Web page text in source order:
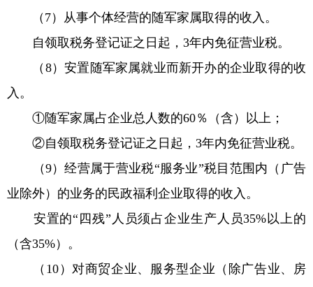
（7）从事个体经营的随军家属取得的收入。
自领取税务登记证之日起，3年内免征营业税。
（8）安置随军家属就业而新开办的企业取得的收
入。
①随军家属占企业总人数的60％（含）以上；
②自领取税务登记证之日起，3年内免征营业税。
（9）经营属于营业税“服务业”税目范围内（广告
业除外）的业务的民政福利企业取得的收入。
安置的“四残”人员须占企业生产人员35%以上的
（含35%）。
（10）对商贸企业、服务型企业（除广告业、房